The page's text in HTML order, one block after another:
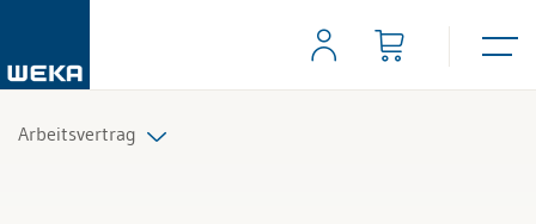
Arbeitsvertrag